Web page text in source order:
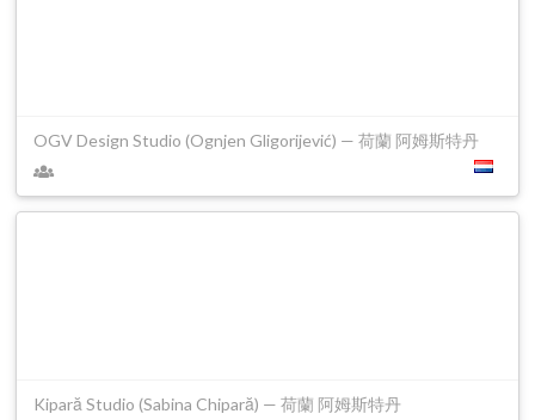
OGV Design Studio (Ognjen Gligorijević) — 荷蘭 阿姆斯特丹
Kipară Studio (Sabina Chipară) — 荷蘭 阿姆斯特丹